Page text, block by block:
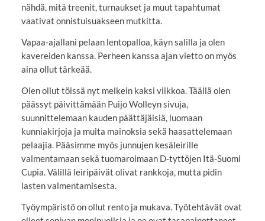
nähdä, mitä treenit, turnaukset ja muut tapahtumat
vaativat onnistuisuakseen mutkitta.
Vapaa-ajallani pelaan lentopalloa, käyn salilla ja olen
kavereiden kanssa. Perheen kanssa ajan vietto on myös
aina ollut tärkeää.
Olen ollut töissä nyt melkein kaksi viikkoa. Täällä olen
päässyt päivittämään Puijo Wolleyn sivuja,
suunnittelemaan kauden päättäjäisiä, luomaan
kunniakirjoja ja muita mainoksia sekä haasattelemaan
pelaajia. Pääsimme myös junnujen kesäleirille
valmentamaan sekä tuomaroimaan D-tyttöjen Itä-Suomi
Cupia. Välillä leiripäivät olivat rankkoja, mutta pidin
lasten valmentamisesta.
Työympäristö on ollut rento ja mukava. Työtehtävät ovat